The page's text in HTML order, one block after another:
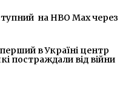
на HBO Max через
в Україні центр
постраждали від війни